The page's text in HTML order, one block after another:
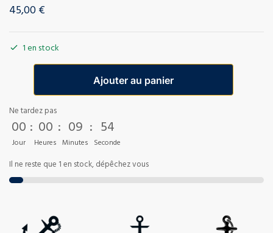
45,00€
1 en stock
Ajouter au panier
Ne tardez pas
00
Jour
: 00
Heures
: 09
Minutes
: 53
Seconde
Il ne reste que 1 en stock, dépêchez vous